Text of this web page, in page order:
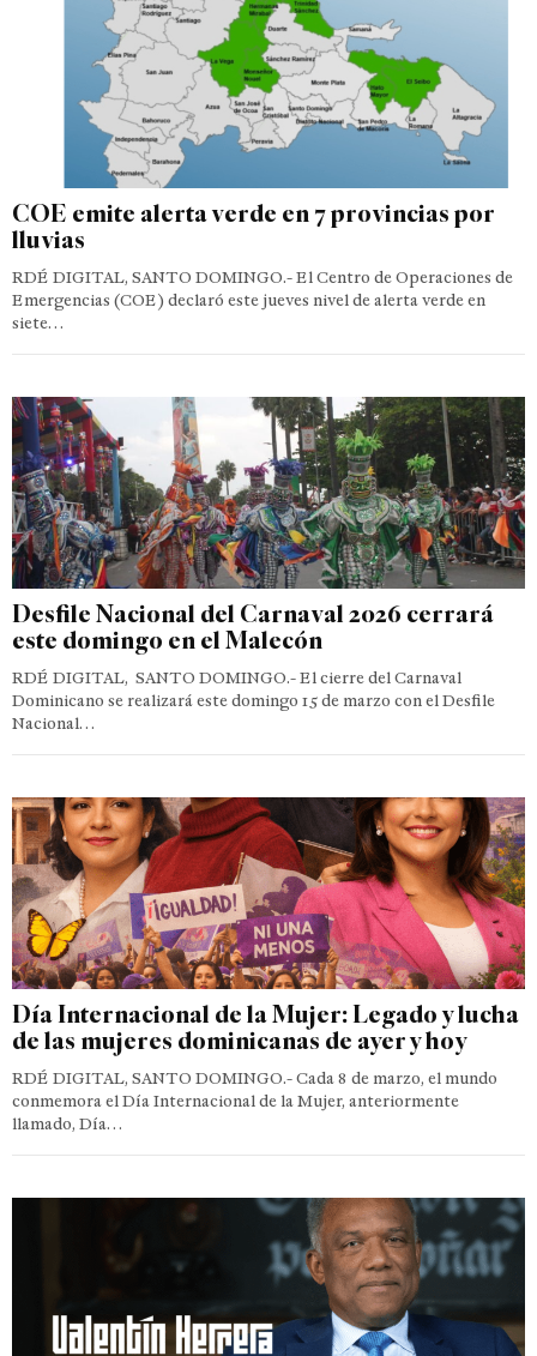
COE emite alerta verde en 7 provincias por
lluvias
RDÉ DIGITAL, SANTO DOMINGO.- El Centro de Operaciones de
Emergencias (COE) declaró este jueves nivel de alerta verde en
siete…
Desfile Nacional del Carnaval 2026 cerrará
este domingo en el Malecón
RDÉ DIGITAL, SANTO DOMINGO.- El cierre del Carnaval
Dominicano se realizará este domingo 15 de marzo con el Desfile
Nacional…
Día Internacional de la Mujer: Legado y lucha
de las mujeres dominicanas de ayer y hoy
RDÉ DIGITAL, SANTO DOMINGO.- Cada 8 de marzo, el mundo
conmemora el Día Internacional de la Mujer, anteriormente
llamado, Día…